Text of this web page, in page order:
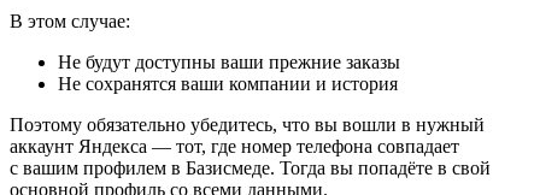
В этом случае:
Не будут доступны ваши прежние заказы
Не сохранятся ваши компании и история
Поэтому обязательно убедитесь, что вы вошли в нужный
аккаунт Яндекса — тот, где номер телефона совпадает
с вашим профилем в Базисмеде. Тогда вы попадёте в свой
основной профиль со всеми данными.